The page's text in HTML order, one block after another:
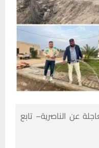
عن الناصرية– تابع